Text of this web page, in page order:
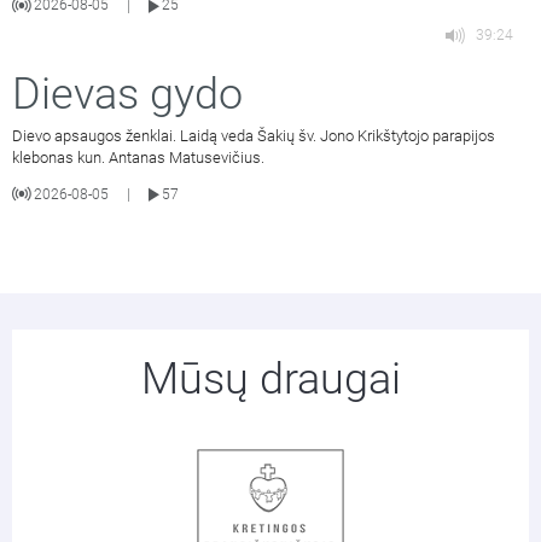
2026-08-05
25
39:24
Dievas gydo
Dievo apsaugos ženklai. Laidą veda Šakių šv. Jono Krikštytojo parapijos
klebonas kun. Antanas Matusevičius.
2026-08-05 57
Mūsų draugai